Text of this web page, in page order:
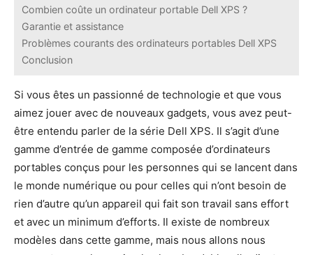
Combien coûte un ordinateur portable Dell XPS ?
Garantie et assistance
Problèmes courants des ordinateurs portables Dell XPS
Conclusion
Si vous êtes un passionné de technologie et que vous
aimez jouer avec de nouveaux gadgets, vous avez peut-
être entendu parler de la série Dell XPS. Il s’agit d’une
gamme d’entrée de gamme composée d’ordinateurs
portables conçus pour les personnes qui se lancent dans
le monde numérique ou pour celles qui n’ont besoin de
rien d’autre qu’un appareil qui fait son travail sans effort
et avec un minimum d’efforts. Il existe de nombreux
modèles dans cette gamme, mais nous allons nous